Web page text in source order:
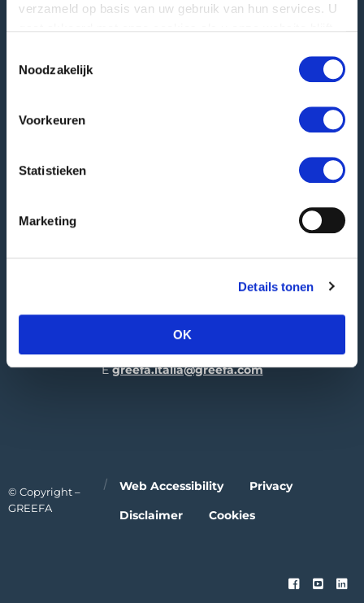
verzameld op basis van uw gebruik van hun services. U
Noodzakelijk
Voorkeuren
Statistieken
Marketing
Details tonen
OK
Chamber of Commerce (NL): 11016475
GREEFA Italia GmbH
39011 Lana | IT
T+39 0473 424 181
Egreefa.italia@greefa.com
© Copyright –
GREEFA
Web Accessibility Privacy
Disclaimer Cookies